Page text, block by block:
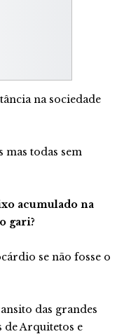
na sociedade
mas todas sem
acumulado na
gari?
se não fosse o
das grandes
de Arquitetos e